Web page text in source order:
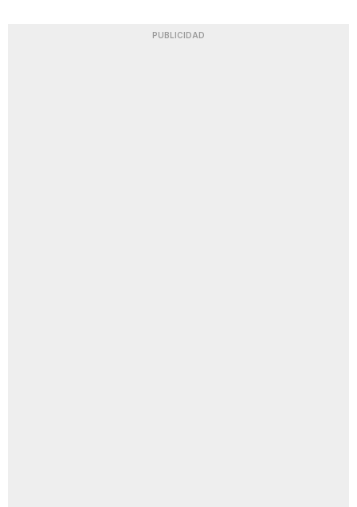
PUBLICIDAD